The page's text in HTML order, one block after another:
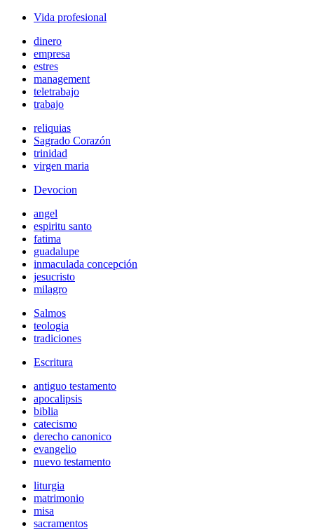
Vida profesional
dinero
empresa
estres
management
teletrabajo
trabajo
reliquias
Sagrado Corazón
trinidad
virgen maria
Devocion
angel
espiritu santo
fatima
guadalupe
inmaculada concepción
jesucristo
milagro
Salmos
teologia
tradiciones
Escritura
antiguo testamento
apocalipsis
biblia
catecismo
derecho canonico
evangelio
nuevo testamento
liturgia
matrimonio
misa
sacramentos